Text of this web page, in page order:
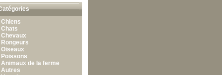
Chiens
Chats
Chevaux
Rongeurs
Oiseaux
Poissons
Animaux de la ferme
Autres